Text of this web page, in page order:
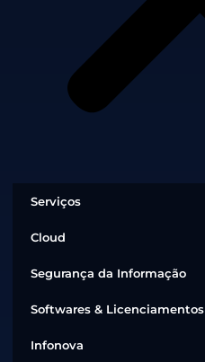
Serviços
Cloud
Segurança da Informação
Softwares & Licenciamentos
Infonova